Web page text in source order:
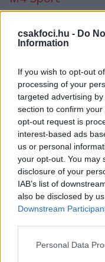
csakfoci.hu - Do
Information
If you wish to opt-out
processing of your
targeted advertising
section to confirm
opt-out request is
interest-based ads
us or personal
your opt-out. You may
disclosure of your
IAB’s list of
also be disclosed by
Downstream
Please note that this
Personal Data
10:40 Bajnokok
13:30 Újpest - MTK,
22:15 Góóól2,
23:15 Puskás
Sport 1
15:15 Cagliari -
18:15 AS Roma -
20:30 AC Milan -
22:45 Nyerő
Sport 2
08:15 Cagliari -
18:00 Porto - AC